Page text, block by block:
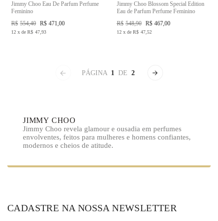
Jimmy Choo Eau De Parfum Perfume
Feminino
R$ 471,00
R$ 554,40
12 x de R$ 47,93
Jimmy Choo Blossom Special Edition
Eau de Parfum Perfume Feminino
R$ 467,00
R$ 548,90
12 x de R$ 47,52
PÁGINA 1 DE 2
JIMMY CHOO
Jimmy Choo revela glamour e ousadia em perfumes
envolventes, feitos para mulheres e homens confiantes,
modernos e cheios de atitude.
CADASTRE NA NOSSA NEWSLETTER